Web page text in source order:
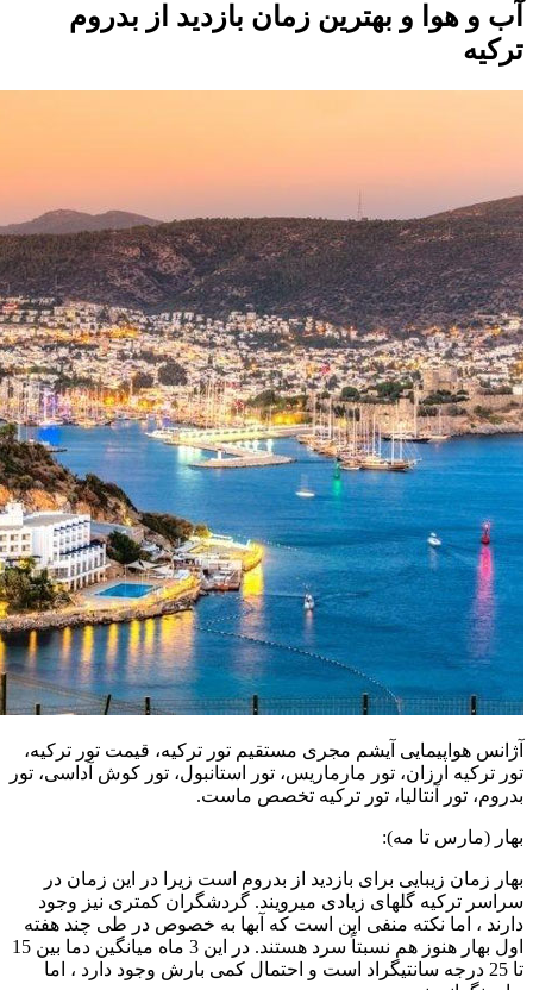
آب و هوا و بهترین زمان بازدید از بدروم
ترکیه
آژانس هواپیمایی آیشم مجری مستقیم تور ترکیه، قیمت تور ترکیه،
تور ترکیه ارزان، تور مارماریس، تور استانبول، تور کوش آداسی، تور
بدروم، تور آنتالیا، تور ترکیه تخصص ماست.
بهار (مارس تا مه):
بهار زمان زیبایی برای بازدید از بدروم است زیرا در این زمان در
سراسر ترکیه گلهای زیادی میرویند. گردشگران کمتری نیز وجود
دارند ، اما نکته منفی این است که آبها به خصوص در طی چند هفته
اول بهار هنوز هم نسبتاً سرد هستند. در این 3 ماه میانگین دما بین 15
تا 25 درجه سانتیگراد است و احتمال کمی بارش وجود دارد ، اما